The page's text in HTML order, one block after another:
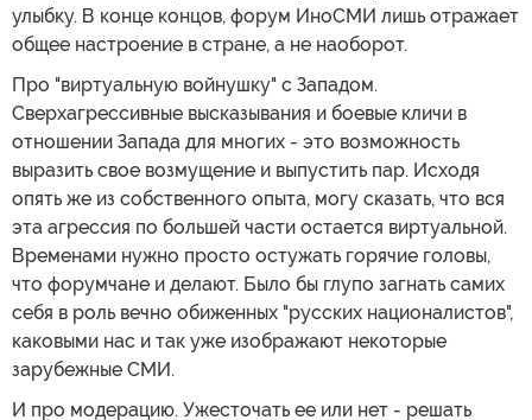
улыбку. В конце концов, форум ИноСМИ лишь отражает
общее настроение в стране, а не наоборот.
Про "виртуальную войнушку" с Западом.
Сверхагрессивные высказывания и боевые кличи в
отношении Запада для многих - это возможность
выразить свое возмущение и выпустить пар. Исходя
опять же из собственного опыта, могу сказать, что вся
эта агрессия по большей части остается виртуальной.
Временами нужно просто остужать горячие головы,
что форумчане и делают. Было бы глупо загнать самих
себя в роль вечно обиженных "русских националистов",
каковыми нас и так уже изображают некоторые
зарубежные СМИ.
И про модерацию. Ужесточать ее или нет - решать